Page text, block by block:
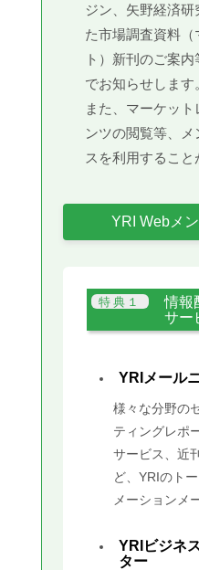
ジン、矢野経済
た市場調査資料
ト）新刊のご案
でお知らせします
また、マーケッ
ンツの閲覧等、
スを利用すること
YRI Webメ
情報
サー
YRIメール
様々な分野の
ティングレポ
サービス、近
ど、YRIのト
メーションメ
YRIビジネ
ター